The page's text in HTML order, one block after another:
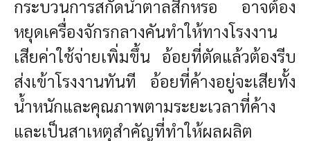
กระบวนการสกัดน้ำตาลสึกหรอ อาจต้อง
หยุดเครื่องจักรกลางคันทำให้ทางโรงงาน
เสียค่าใช้จ่ายเพิ่มขึ้น อ้อยที่ตัดแล้วต้องรีบ
ส่งเข้าโรงงานทันที อ้อยที่ค้างอยู่จะเสียทั้ง
น้ำหนักและคุณภาพตามระยะเวลาที่ค้าง
และเป็นสาเหตุสำคัญที่ทำให้ผลผลิต